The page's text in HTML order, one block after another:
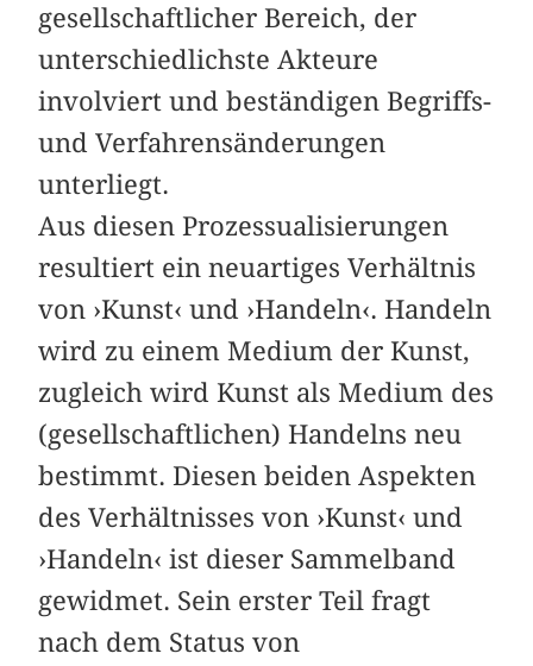
gesellschaftlicher Bereich, der
unterschiedlichste Akteure
involviert und beständigen Begriffs-
und Verfahrensänderungen
unterliegt.
Aus diesen Prozessualisierungen
resultiert ein neuartiges Verhältnis
von ›Kunst‹ und ›Handeln‹. Handeln
wird zu einem Medium der Kunst,
zugleich wird Kunst als Medium des
(gesellschaftlichen) Handelns neu
bestimmt. Diesen beiden Aspekten
des Verhältnisses von ›Kunst‹ und
›Handeln‹ ist dieser Sammelband
gewidmet. Sein erster Teil fragt
nach dem Status von